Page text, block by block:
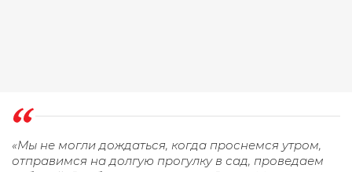
«Мы не могли дождаться, когда проснемся утром,
отправимся на долгую прогулку в сад, проведаем